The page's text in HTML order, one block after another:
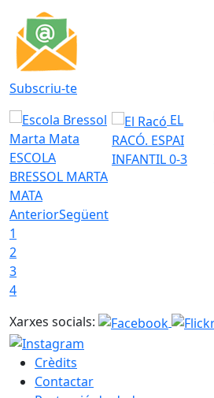
Subscriu-te
ESCOLA
BRESSOL MARTA
MATA
EL
RACÓ. ESPAI
INFANTIL 0-3
AnteriorSegüent
1
2
3
4
Xarxes socials:
Crèdits
Contactar